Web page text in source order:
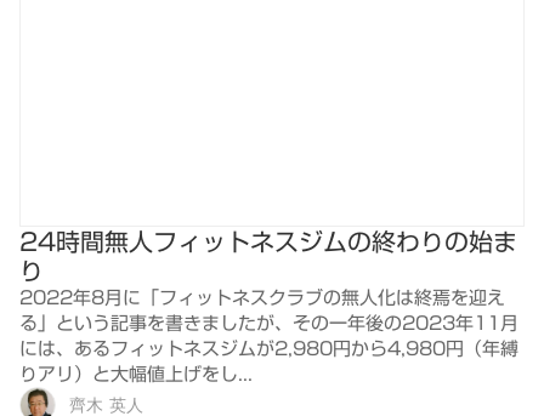
24時間無人フィットネスジムの終わりの始ま
り
2022年8月に「フィットネスクラブの無人化は終焉を迎え
る」という記事を書きましたが、その一年後の2023年11月
には、あるフィットネスジムが2,980円から4,980円（年縛
りアリ）と大幅値上げをし...
齊木 英人